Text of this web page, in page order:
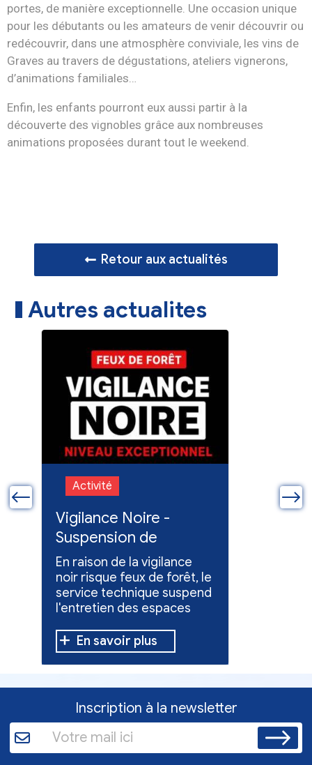
portes, de manière exceptionnelle. Une occasion unique
pour les débutants ou les amateurs de venir découvrir ou
redécouvrir, dans une atmosphère conviviale, les vins de
Graves au travers de dégustations, ateliers vignerons,
d’animations familiales…
Enfin, les enfants pourront eux aussi partir à la
découverte des vignobles grâce aux nombreuses
animations proposées durant tout le weekend.
Retour aux actualités
Autres actualites
Activité
Vigilance Noire -
Suspension de
l'entretien des
espaces verts
En raison de la vigilance
noir risque feux de forêt, le
service technique suspend
l'entretien des espaces
En savoir plus
Activité
Feux
Inscription à la newsletter